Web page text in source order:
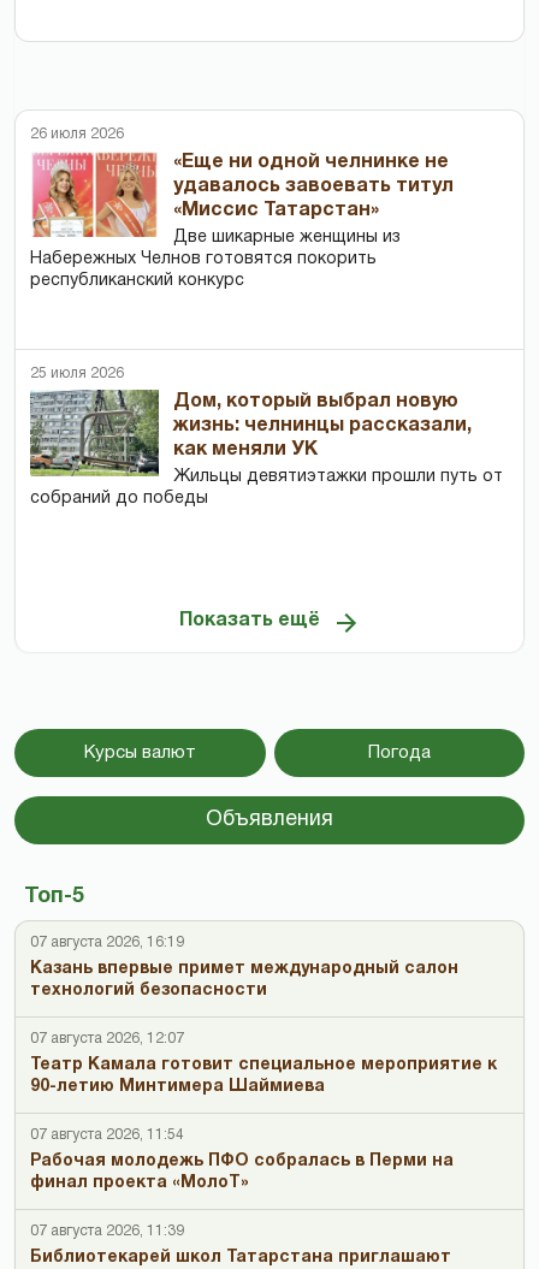
26 июля 2026
«Еще ни одной челнинке не
удавалось завоевать титул
«Миссис Татарстан»
Две шикарные женщины из
Набережных Челнов готовятся покорить
республиканский конкурс
25 июля 2026
Дом, который выбрал новую
жизнь: челнинцы рассказали,
как меняли УК
Жильцы девятиэтажки прошли путь от
собраний до победы
Показать ещё
Курсы валют Погода
Объявления
Топ-5
07 августа 2026, 16:19
Казань впервые примет международный салон
технологий безопасности
07 августа 2026, 12:07
Театр Камала готовит специальное мероприятие к
90-летию Минтимера Шаймиева
07 августа 2026, 11:54
Рабочая молодежь ПФО собралась в Перми на
финал проекта «МолоТ»
07 августа 2026, 11:39
Библиотекарей школ Татарстана приглашают